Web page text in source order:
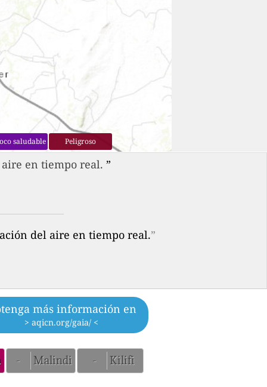
saludable Peligroso
en tiempo real. ”
del aire en tiempo real.”
más información en
> aqicn.org/gaia/ <
- Malindi - Kilifi